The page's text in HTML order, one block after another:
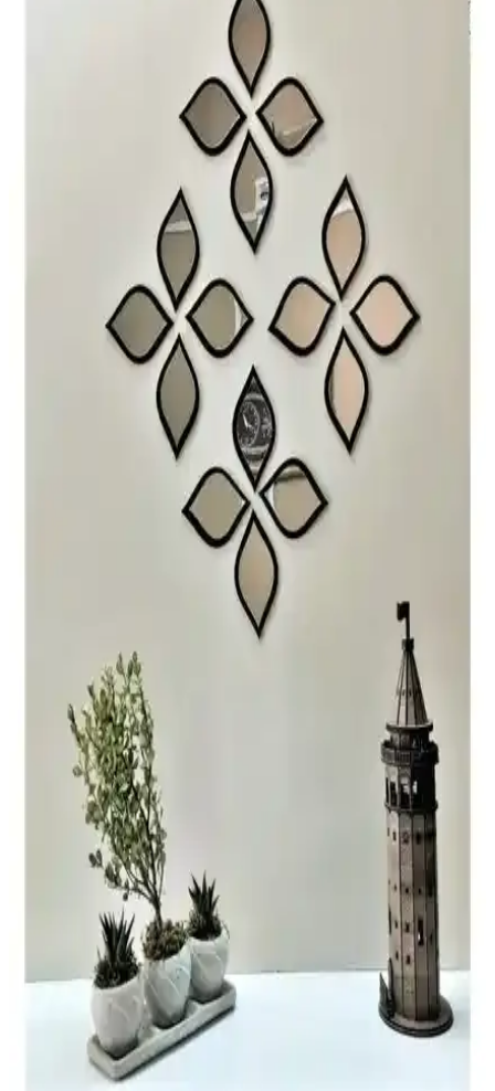
Modern ve dayanıklı pleksi aynalı set, geometrik desenleriyle iç
mekanlara şıklık ve fonksiyonellik sağlar. Hafif ve kırılmaz yapısıyla
Dekoratif Kare Aynalar Seti Karşılaştırması:
Malzeme, Yapışkan Gücü ve Estetik Özellikler
İki farklı kare ayna seti arasındaki malzeme, yapışkan gücü ve
estetik özellikleri karşılaştırılarak, kullanıcı deneyimleri ve kalite
detaylarıyla en uygun dekoratif aynayı seçmenize yardımcı oluyor.
NeoStill ve Tarz Design Dekoratif Aynalar
Karşılaştırması: Tasarım ve Özellikler Analizi
NeoStill ve Tarz Design aynalarının tasarım, boyut, malzeme ve
kullanım özellikleri detaylı karşılaştırmasıyla, en uygun dekoratif
aynayı seçmenize yardımcı oluyoruz.
CG Home ve Mirrorline Kare Aynalar
Karşılaştırması: Hangi Ürün Daha Uygun
CG Home 20x20 ve Mirrorline 25x25 kare aynaların özellikleri,
kullanıcı yorumları ve karşılaştırmasıyla ev dekorasyonunuza uygun
İkizler Çeyiz Merlin ve Nysa 58 Ceviz Dekoratif
İkizler Çeyiz Merlin ve Nysa 58 Ceviz aynaların özellikleri,
kullanıcı yorumları ve karşılaştırmasıyla, ihtiyaçlarınıza en uygun
dekoratif aynayı seçmenize yardımcı oluyoruz.
Ant Home Dekoratif Aynalar Karşılaştırması:
ASIMETRIK75X40 ve Model Alfa
Ant Home'un ASIMETRIK75X40 ve Model Alfa aynaları, farklı
boyut ve tasarımlarla çeşitli alanlara şıklık katıyor. Hangi model sizin
için daha uygun? Detaylar ve kullanıcı yorumlarıyla kararınızı
kolaylaştırıyoruz.
Ant Home Arya ve Effe Yapı Dekor Gold Aynaların
Karşılaştırması ve Seçim Rehberi
Ant Home Arya ve Effe Yapı Dekor Gold aynaların detaylı
karşılaştırmasıyla, ölçü, malzeme ve kullanım alanlarına göre en
uygun aynayı seçmenize yardımcı oluyoruz.
ALMITAL ve NeoStill Dekoratif Aynalar
Karşılaştırması: Hangi Ürün Ev Dekorasyonunuza